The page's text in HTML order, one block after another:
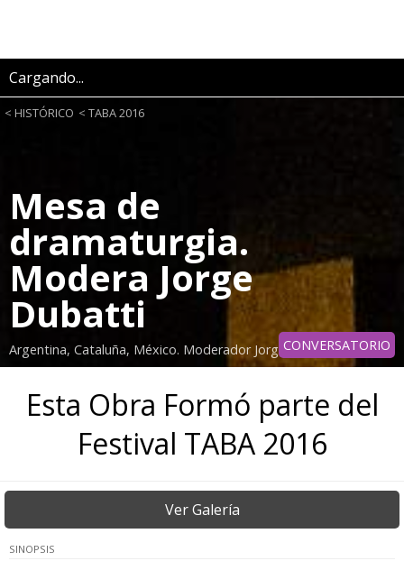
Cargando...
HISTÓRICO TABA 2016
Mesa de
dramaturgia.
Modera Jorge
Dubatti
Argentina, Cataluña, México. Moderador Jorge Dubatti.CONVERSATORIO
Esta Obra Formó parte del
Festival TABA 2016
Ver Galería
SINOPSIS